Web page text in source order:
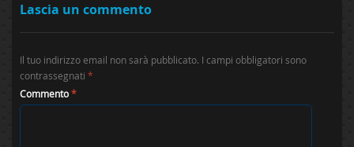
Lascia un commento
Il tuo indirizzo email non sarà pubblicato. I campi obbligatori sono
contrassegnati *
Commento*